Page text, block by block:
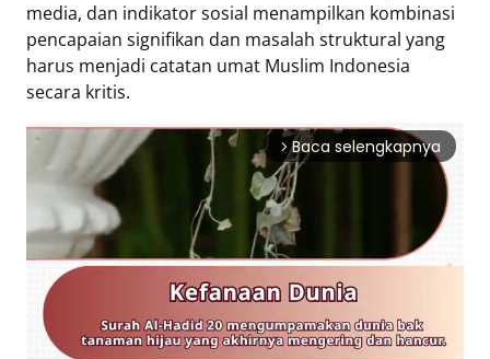
media, dan indikator sosial menampilkan kombinasi
pencapaian signifikan dan masalah struktural yang
harus menjadi catatan umat Muslim Indonesia
secara kritis.
arrow_forward_ios Baca selengkapnya